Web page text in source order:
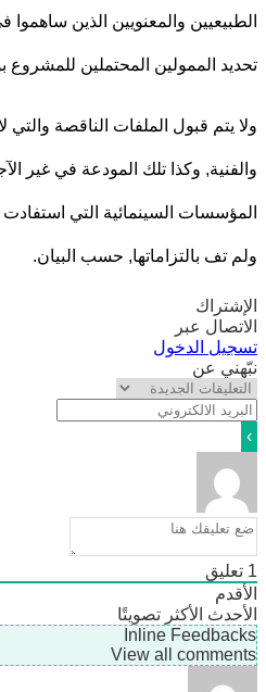
والمعنويين الذين ساهموا في
الممولين المحتملين للمشروع
قبول الملفات الناقصة والتي لا
وكذا تلك المودعة في غير الآجال
السينمائية التي استفادت
بالتزاماتها, حسب البيان.
عبر
الدخول
عن
الأكثر تصويتًا
Inline
View all